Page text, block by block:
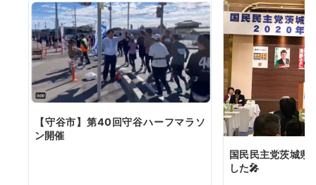
【守谷市】第40回守谷ハーフマラソ
ン開催
国民民主党茨城県
した🎤